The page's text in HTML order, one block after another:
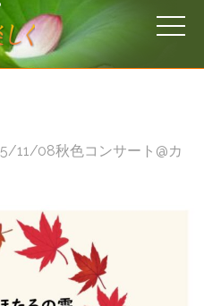
11/08秋色コンサート@カ